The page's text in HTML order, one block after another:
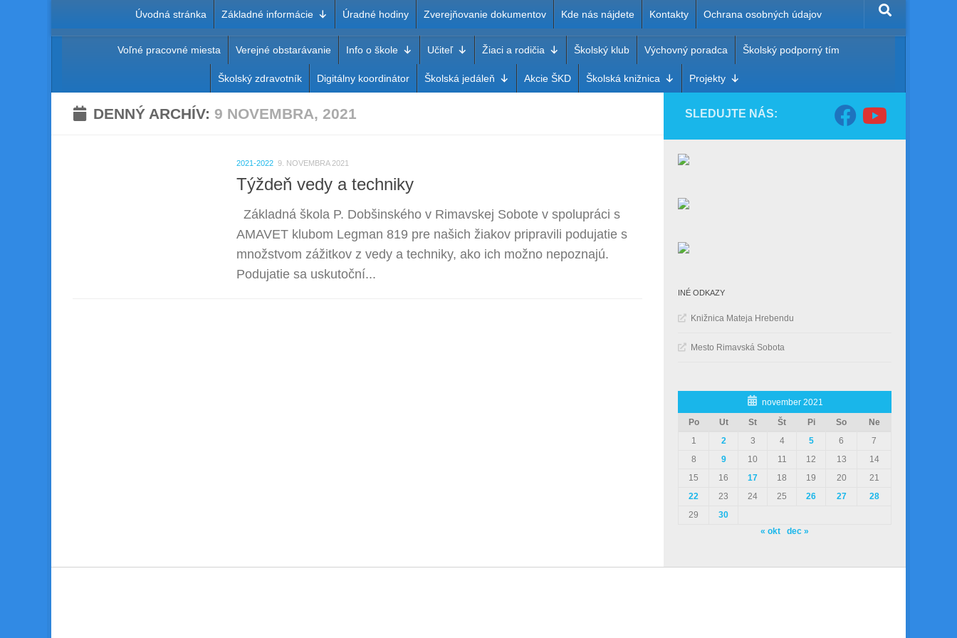
Preskočiť na obsahÚvodná stránka Základné informácie Úradné hodiny Zverejňovanie dokumentov Kde nás nájdete Kontakty Ochrana osobných údajov
Základná škola Pavla Dobšinského Rimavská Sobota
Voľné pracovné miesta Verejné obstarávanie Info o škole Učiteľ Žiaci a rodičia Školský klub Výchovný poradca Školský podporný tím
Školský zdravotník Digitálny koordinátor Školská jedáleň Akcie ŠKD Školská knižnica Projekty
DENNÝ ARCHÍV: 9 NOVEMBRA, 2021
2021-2022 9. NOVEMBRA 2021
Týždeň vedy a techniky
Základná škola P. Dobšinského v Rimavskej Sobote v spolupráci s
AMAVET klubom Legman 819 pre našich žiakov pripravili podujatie s
množstvom zážitkov z vedy a techniky, ako ich možno nepoznajú.
Podujatie sa uskutoční...
SLEDUJTE NÁS:
INÉ ODKAZY
Knižnica Mateja Hrebendu
Mesto Rimavská Sobota
november 2021
Po
Ut St Št Pi So
Ne
1
2 3 4 5 6
7
8
9 10 11 12 13
14
15
16 17 18 19 20
21
22
23 24 25 26 27
28
29
30
« okt
dec »